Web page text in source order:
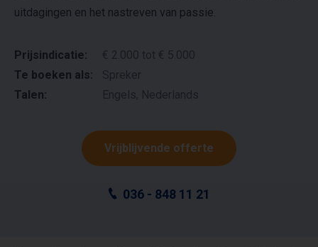
uitdagingen en het nastreven van passie.
Prijsindicatie:
€ 2.000 tot € 5.000
Te boeken als:
Spreker
Talen:
Vrijblijvende offerte
036 - 848 11 21